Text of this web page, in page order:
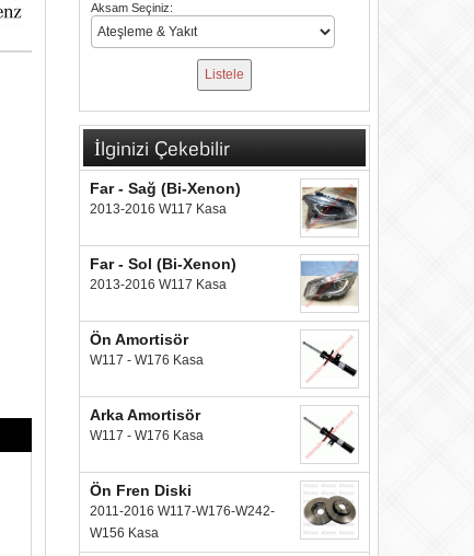
Aksam Seçiniz:
İlginizi Çekebilir
Far - Sağ (Bi-Xenon)
2013-2016 W117 Kasa
Far - Sol (Bi-Xenon)
2013-2016 W117 Kasa
Ön Amortisör
W117 - W176 Kasa
Arka Amortisör
W117 - W176 Kasa
Ön Fren Diski
2011-2016 W117-W176-W242-
W156 Kasa